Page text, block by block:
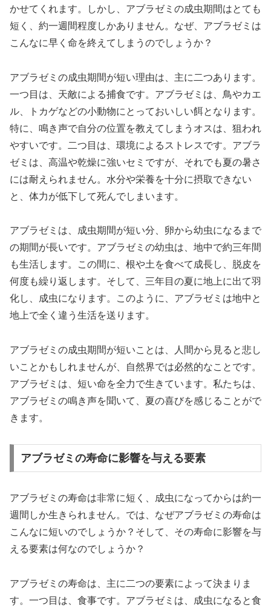
かせてくれます。しかし、アブラゼミの成虫期間はとても
短く、約一週間程度しかありません。なぜ、アブラゼミは
こんなに早く命を終えてしまうのでしょうか？
アブラゼミの成虫期間が短い理由は、主に二つあります。
一つ目は、天敵による捕食です。アブラゼミは、鳥やカエ
ル、トカゲなどの小動物にとっておいしい餌となります。
特に、鳴き声で自分の位置を教えてしまうオスは、狙われ
やすいです。二つ目は、環境によるストレスです。アブラ
ゼミは、高温や乾燥に強いセミですが、それでも夏の暑さ
には耐えられません。水分や栄養を十分に摂取できない
と、体力が低下して死んでしまいます。
アブラゼミは、成虫期間が短い分、卵から幼虫になるまで
の期間が長いです。アブラゼミの幼虫は、地中で約三年間
も生活します。この間に、根や土を食べて成長し、脱皮を
何度も繰り返します。そして、三年目の夏に地上に出て羽
化し、成虫になります。このように、アブラゼミは地中と
地上で全く違う生活を送ります。
アブラゼミの成虫期間が短いことは、人間から見ると悲し
いことかもしれませんが、自然界では必然的なことです。
アブラゼミは、短い命を全力で生きています。私たちは、
アブラゼミの鳴き声を聞いて、夏の喜びを感じることがで
きます。
アブラゼミの寿命に影響を与える要素
アブラゼミの寿命は非常に短く、成虫になってからは約一
週間しか生きられません。では、なぜアブラゼミの寿命は
こんなに短いのでしょうか？そして、その寿命に影響を与
える要素は何なのでしょうか？
アブラゼミの寿命は、主に二つの要素によって決まりま
す。一つ目は、食事です。アブラゼミは、成虫になると食